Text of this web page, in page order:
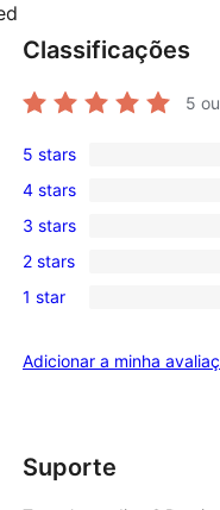
Classificações
5
1
5-
star
review
5 stars
0
4-
star
reviews
4 stars
0
3-
star
3 stars
0
2-
reviews
2 stars
0
star
1 star
Adicionar a minha
Suporte